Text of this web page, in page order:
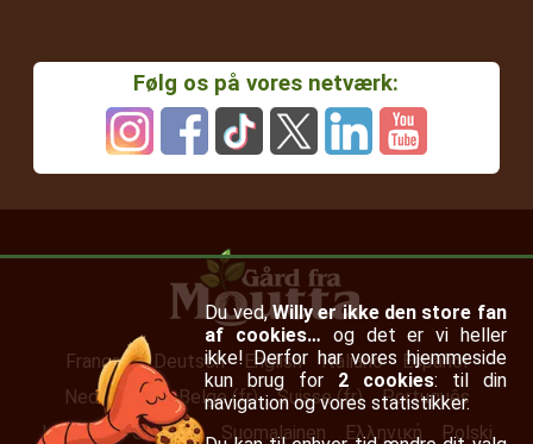
Følg os på vores netværk:
Français Deutsch English Italiano
Español
Nederlands
Belge (fr) Suisse (fr)
Português
Irish (en)
Svenska Suomalainen Ελληνική Polski
Du ved,Willy er ikke den store fan
af cookies… og det er vi heller
ikke! Derfor har vores hjemmeside
kun brug for 2 cookies: til din
navigation og vores statistikker.